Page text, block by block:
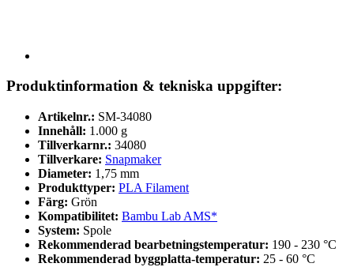
Produktinformation & tekniska uppgifter:
Artikelnr.: SM-34080
Innehåll: 1.000 g
Tillverkarnr.: 34080
Tillverkare: Snapmaker
Diameter: 1,75 mm
Produkttyper: PLA Filament
Färg: Grön
Kompatibilitet: Bambu Lab AMS*
System: Spole
Rekommenderad bearbetningstemperatur: 190 - 230 °C
Rekommenderad byggplatta-temperatur: 25 - 60 °C